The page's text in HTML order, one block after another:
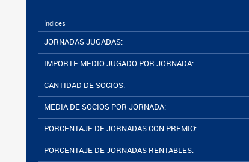
Índices
JORNADAS JUGADAS:
IMPORTE MEDIO JUGADO POR JORNADA:
CANTIDAD DE SOCIOS:
MEDIA DE SOCIOS POR JORNADA:
PORCENTAJE DE JORNADAS CON PREMIO:
PORCENTAJE DE JORNADAS RENTABLES: